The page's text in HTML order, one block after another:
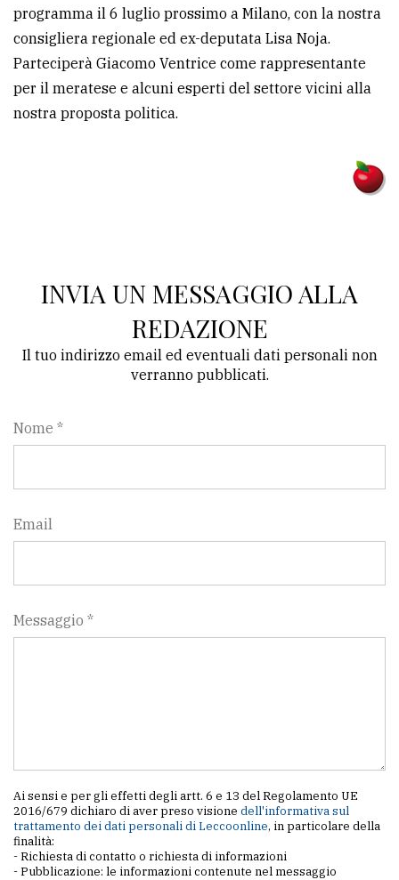
policy
Cookie
policy
programma il 6 luglio prossimo a Milano, con la nostra
consigliera regionale ed ex-deputata Lisa Noja.
Parteciperà Giacomo Ventrice come rappresentante
per il meratese e alcuni esperti del settore vicini alla
nostra proposta politica.
INVIA UN MESSAGGIO ALLA
REDAZIONE
Il tuo indirizzo email ed eventuali dati personali non
verranno pubblicati.
Nome *
Email
Messaggio *
Ai sensi e per gli effetti degli artt. 6 e 13 del Regolamento UE
2016/679 dichiaro di aver preso visione dell'informativa sul
trattamento dei dati personali di Leccoonline, in particolare della
finalità:
- Richiesta di contatto o richiesta di informazioni
- Pubblicazione: le informazioni contenute nel messaggio